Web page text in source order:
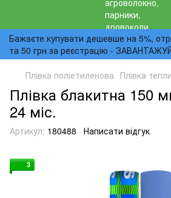
Бажаєте купувати дешевше на 5%,
та 50 грн за реєстрацію -
Плівка поліетиленова Плівка
Плівка блакитна 150
24 міс.
Артикул: 180488 Написати відгук
3